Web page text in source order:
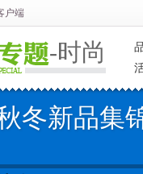
户端
-时尚
冬新品集